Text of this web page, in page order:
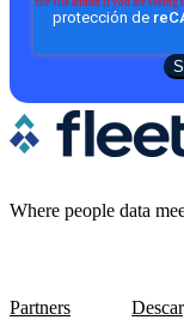
Where people data
Partners